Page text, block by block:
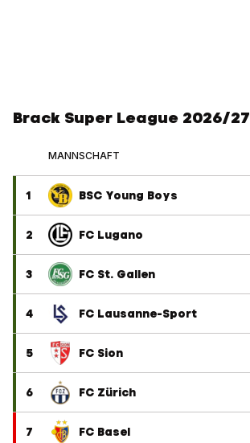
Brack Super League 2026/27
MANNSCHAFT
1 BSC Young Boys
2 FC Lugano
3 FC St. Gallen
4 FC Lausanne-Sport
5 FC Sion
6 FC Zürich
7 FC Basel